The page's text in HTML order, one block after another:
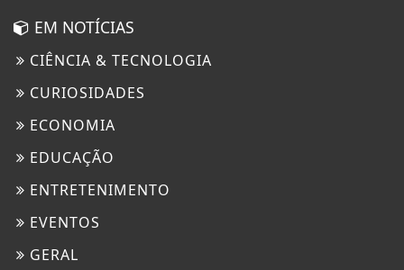
EM NOTÍCIAS
CIÊNCIA & TECNOLOGIA
CURIOSIDADES
ECONOMIA
EDUCAÇÃO
ENTRETENIMENTO
EVENTOS
GERAL